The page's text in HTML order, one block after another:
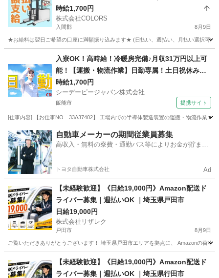
時給1,700円
株式会社COLORS
入間郡 8月9日
★お給料は翌日ご希望の口座に満額振り込みます★ (日払い、週払い、月払い選択可
倉庫 時給
入寮OK！高時給！冷暖房完備♪月収31万円以上可
能！【運搬・物流作業】日勤専属！土日祝休み！
自動車通勤OK！無料送迎バスあり！
時給1,700円
シーデーピージャパン株式会社
飯能市 提携サイト
[仕事内容] 【お仕事NO 33A37402】 工場内での半導体製造装置の運搬・物流作業 ■
埼玉 飯能市 その他
自動車メーカーの期間従業員募集
高収入・無料の寮費・通勤バス等によりお金が貯まり
トヨタ自動車株式会社 Ad
【未経験歓迎】《日給19,000円》Amazon配送ド
ライバー募集｜週払いOK ｜埼玉県戸田市
日給19,000円
株式会社リザレク
戸田市 8月9日
ご覧いただきありがとうございます！ 埼玉県戸田市エリアを拠点に、 Amazonの荷
物流 Amazon
【未経験歓迎】《日給19,000円》Amazon配送ド
ライバー募集｜週払いOK ｜埼玉県行田市